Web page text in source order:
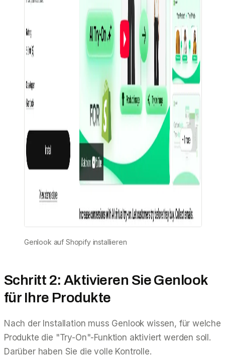
Genlook auf Shopify installieren
Schritt 2: Aktivieren Sie Genlook
für Ihre Produkte
Nach der Installation muss Genlook wissen, für welche
Produkte die "Try-On"-Funktion aktiviert werden soll.
Darüber haben Sie die volle Kontrolle.